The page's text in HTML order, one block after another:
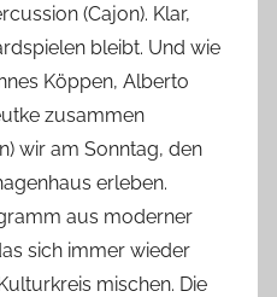
b
e
a
B
e
n
a
s
(Cajon). Klar,
bleibt. Und wie
Köppen, Alberto
zusammen
wir am Sonntag, den
erleben.
aus moderner
sich immer wieder
mischen. Die